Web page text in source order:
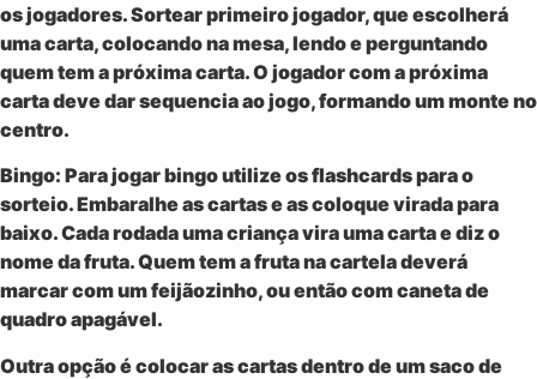
os jogadores. Sortear primeiro jogador, que escolherá
uma carta, colocando na mesa, lendo e perguntando
quem tem a próxima carta. O jogador com a próxima
carta deve dar sequencia ao jogo, formando um monte no
centro.
Bingo: Para jogar bingo utilize os flashcards para o
sorteio. Embaralhe as cartas e as coloque virada para
baixo. Cada rodada uma criança vira uma carta e diz o
nome da fruta. Quem tem a fruta na cartela deverá
marcar com um feijãozinho, ou então com caneta de
quadro apagável.
Outra opção é colocar as cartas dentro de um saco de